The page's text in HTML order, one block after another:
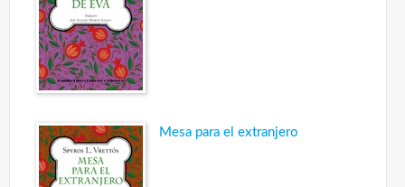
Mesa para el extranjero